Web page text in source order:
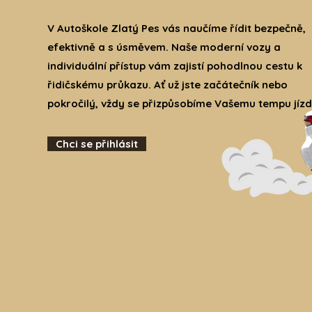
V Autoškole Zlatý Pes vás naučíme řídit bezpečně,
efektivně a s úsměvem. Naše moderní vozy a
individuální přístup vám zajistí pohodlnou cestu k
řidičskému průkazu. Ať už jste začátečník nebo
pokročilý, vždy se přizpůsobíme Vašemu tempu
Chci se přihlásit